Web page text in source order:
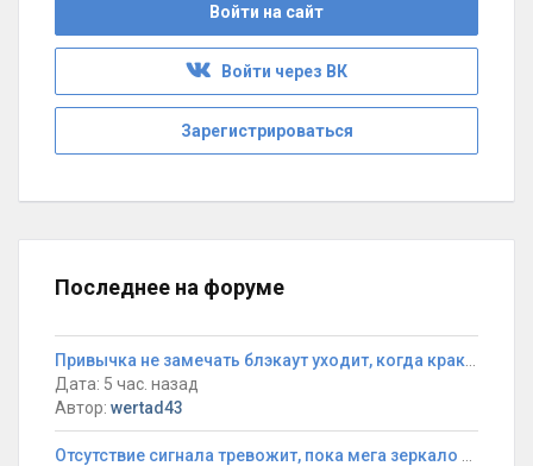
Войти на сайт
Войти через ВК
Зарегистрироваться
Последнее на форуме
Дата: 5 час. назад
Автор: wertad43